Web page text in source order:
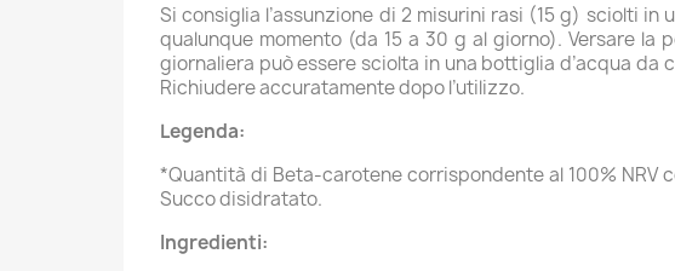
Si consiglia l’assunzione di 2 misurini rasi (15 g) sciolti
qualunque momento (da 15 a 30 g al giorno). Versare
giornaliera può essere sciolta in una bottiglia d’acqua da
Richiudere accuratamente dopo l’utilizzo.
Legenda:
*Quantità di Beta-carotene corrispondente al 100% NRV
Succo disidratato.
Ingredienti: